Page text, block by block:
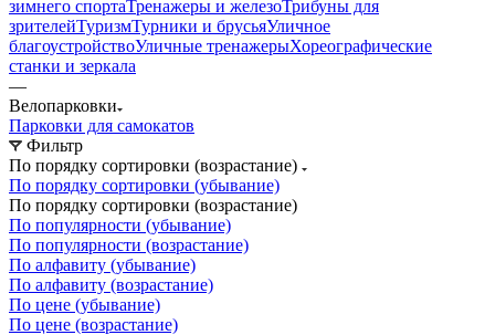
зимнего спортаТренажеры и железоТрибуны для
зрителейТуризмТурники и брусьяУличное
благоустройствоУличные тренажерыХореографические
станки и зеркала
—
Велопарковки
Парковки для самокатов
Фильтр
По порядку сортировки (возрастание)
По порядку сортировки (убывание)
По порядку сортировки (возрастание)
По популярности (убывание)
По популярности (возрастание)
По алфавиту (убывание)
По алфавиту (возрастание)
По цене (убывание)
По цене (возрастание)